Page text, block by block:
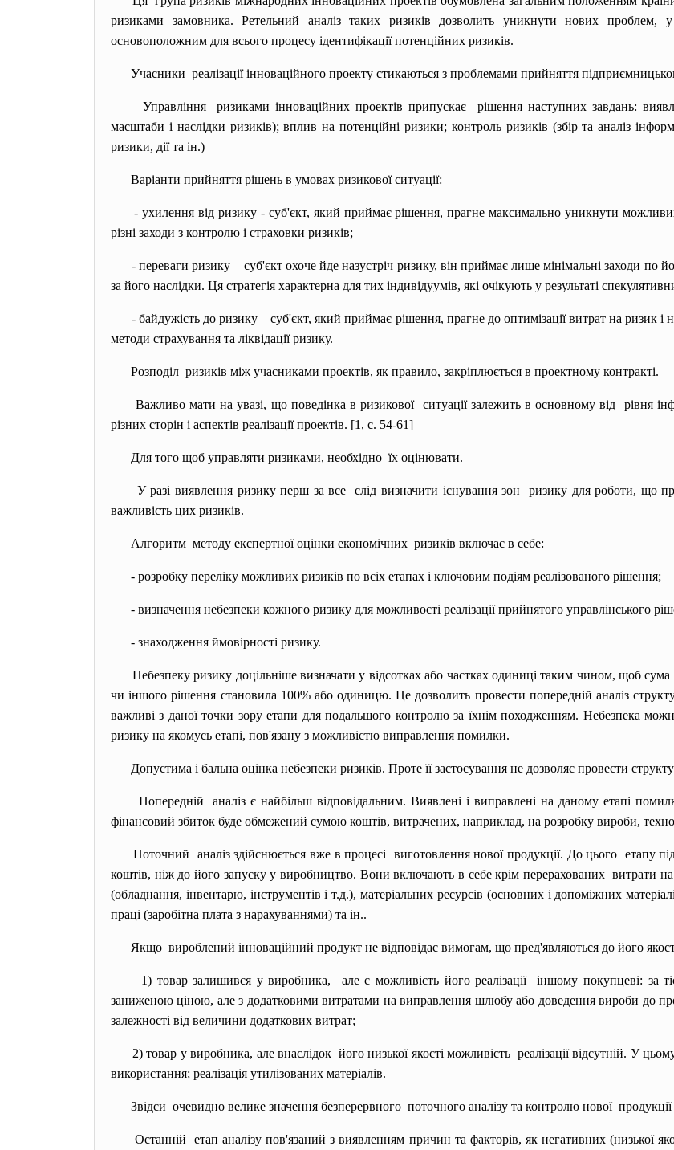
ризиками замовника. Ретельний аналіз таких ризиків дозволить уникнути нових
основоположним для всього процесу ідентифікації потенційних ризиків.
Учасники реалізації інноваційного проекту стикаються з проблемами прийняття
Управління ризиками інноваційних проектів припускає рішення наступних завдань:
масштаби і наслідки ризиків); вплив на потенційні ризики; контроль ризиків (збір та аналіз
ризики, дії та ін.)
Варіанти прийняття рішень в умовах ризикової ситуації:
- ухилення від ризику - суб'єкт, який приймає рішення, прагне максимально уникнути
різні заходи з контролю і страховки ризиків;
- переваги ризику – суб'єкт охоче йде назустріч ризику, він приймає лише мінімальні заходи по
за його наслідки. Ця стратегія характерна для тих індивідуумів, які очікують у результаті
- байдужість до ризику – суб'єкт, який приймає рішення, прагне до оптимізації витрат на ризик і
методи страхування та ліквідації ризику.
Розподіл ризиків між учасниками проектів, як правило, закріплюється в проектному контракті.
Важливо мати на увазі, що поведінка в ризикової ситуації залежить в основному від рівня
різних сторін і аспектів реалізації проектів. [1, с. 54-61]
Для того щоб управляти ризиками, необхідно їх оцінювати.
У разі виявлення ризику перш за все слід визначити існування зон ризику для роботи, що
важливість цих ризиків.
Алгоритм методу експертної оцінки економічних ризиків включає в себе:
- розробку переліку можливих ризиків по всіх етапах і ключовим подіям реалізованого рішення;
- визначення небезпеки кожного ризику для можливості реалізації прийнятого управлінського
- знаходження ймовірності ризику.
Небезпеку ризику доцільніше визначати у відсотках або частках одиниці таким чином, щоб сума
чи іншого рішення становила 100% або одиницю. Це дозволить провести попередній аналіз
важливі з даної точки зору етапи для подальшого контролю за їхнім походженням. Небезпека
ризику на якомусь етапі, пов'язану з можливістю виправлення помилки.
Допустима і бальна оцінка небезпеки ризиків. Проте її застосування не дозволяє провести
Попередній аналіз є найбільш відповідальним. Виявлені і виправлені на даному етапі
фінансовий збиток буде обмежений сумою коштів, витрачених, наприклад, на розробку вироби,
Поточний аналіз здійснюється вже в процесі виготовлення нової продукції. До цього етапу
коштів, ніж до його запуску у виробництво. Вони включають в себе крім перерахованих витрати
(обладнання, інвентарю, інструментів і т.д.), матеріальних ресурсів (основних і допоміжних
праці (заробітна плата з нарахуваннями) та ін..
Якщо вироблений інноваційний продукт не відповідає вимогам, що пред'являються до його
1) товар залишився у виробника, але є можливість йогореалізації іншому покупцеві:
заниженою ціною, але з додатковими витратами на виправлення шлюбу або доведення вироби до
залежності від величини додаткових витрат;
2) товар у виробника, алевнаслідок його низької якостіможливість реалізації відсутній. У
використання; реалізація утилізованих матеріалів.
Звідси очевидно велике значення безперервного поточного аналізу та контролю нової продукції
Останній етап аналізу пов'язаний з виявленням причин та факторів, як негативних (низької